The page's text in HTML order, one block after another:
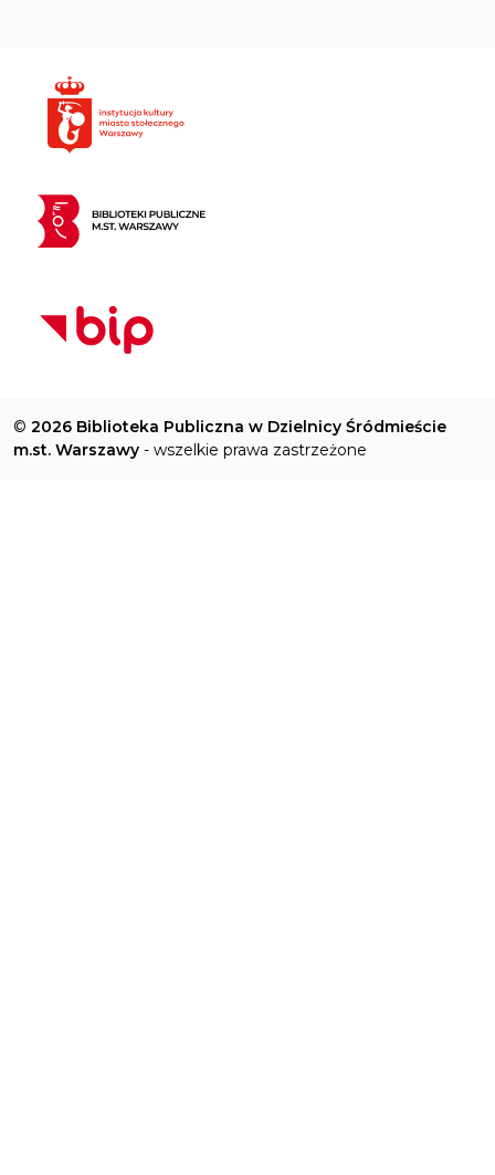
© 2026 Biblioteka Publiczna w Dzielnicy Śródmieście
m.st. Warszawy - wszelkie prawa zastrzeżone